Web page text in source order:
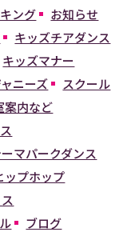
ング
お知らせ
キッズチアダンス
キッズマナー
ニーズ
スクール
案内など
マパークダンス
ップホップ
ブログ